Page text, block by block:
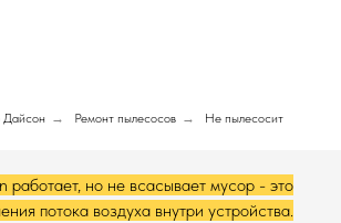
Дайсон → Ремонт пылесосов → Не пылесосит
работает, но не всасывает мусор - это
потока воздуха внутри устройства.